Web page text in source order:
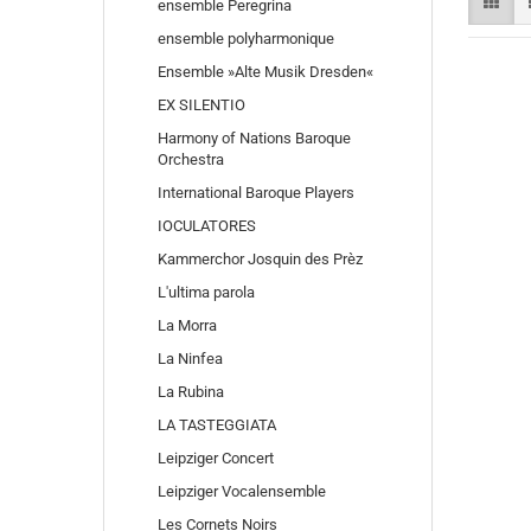
ensemble Peregrina
ensemble polyharmonique
Ensemble »Alte Musik Dresden«
EX SILENTIO
Harmony of Nations Baroque
Orchestra
International Baroque Players
IOCULATORES
Kammerchor Josquin des Prèz
L'ultima parola
La Morra
La Ninfea
La Rubina
LA TASTEGGIATA
Leipziger Concert
Leipziger Vocalensemble
Les Cornets Noirs